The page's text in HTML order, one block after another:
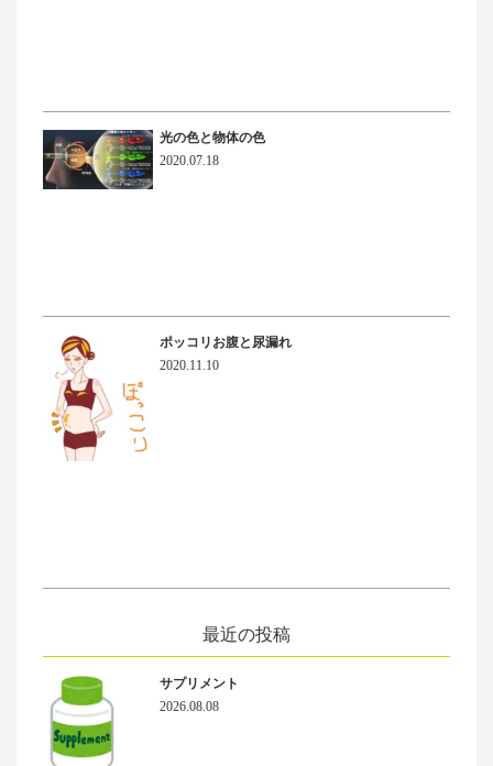
光の色と物体の色
2020.07.18
ポッコリお腹と尿漏れ
2020.11.10
最近の投稿
サプリメント
2026.08.08